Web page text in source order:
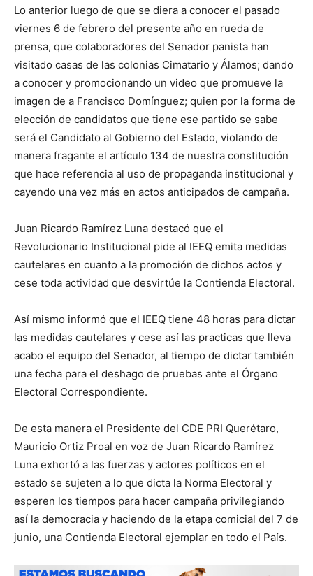
Lo anterior luego de que se diera a conocer el pasado
viernes 6 de febrero del presente año en rueda de
prensa, que colaboradores del Senador panista han
visitado casas de las colonias Cimatario y Álamos; dando
a conocer y promocionando un video que promueve la
imagen de a Francisco Domínguez; quien por la forma de
elección de candidatos que tiene ese partido se sabe
será el Candidato al Gobierno del Estado, violando de
manera fragante el artículo 134 de nuestra constitución
que hace referencia al uso de propaganda institucional y
cayendo una vez más en actos anticipados de campaña.
Juan Ricardo Ramírez Luna destacó que el
Revolucionario Institucional pide al IEEQ emita medidas
cautelares en cuanto a la promoción de dichos actos y
cese toda actividad que desvirtúe la Contienda Electoral.
Así mismo informó que el IEEQ tiene 48 horas para dictar
las medidas cautelares y cese así las practicas que lleva
acabo el equipo del Senador, al tiempo de dictar también
una fecha para el deshago de pruebas ante el Órgano
Electoral Correspondiente.
De esta manera el Presidente del CDE PRI Querétaro,
Mauricio Ortiz Proal en voz de Juan Ricardo Ramírez
Luna exhortó a las fuerzas y actores políticos en el
estado se sujeten a lo que dicta la Norma Electoral y
esperen los tiempos para hacer campaña privilegiando
así la democracia y haciendo de la etapa comicial del 7 de
junio, una Contienda Electoral ejemplar en todo el País.